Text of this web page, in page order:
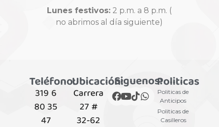
Lunes festivos: 2 p.m. a 8 p.m. (
no abrimos al día siguiente)
Siguenos:Politicas
Politicas de
Anticipos
Politicas de
Casilleros
Ubicación:
Carrera
27 #
32-62
Teléfono:
319 6
80 35
47